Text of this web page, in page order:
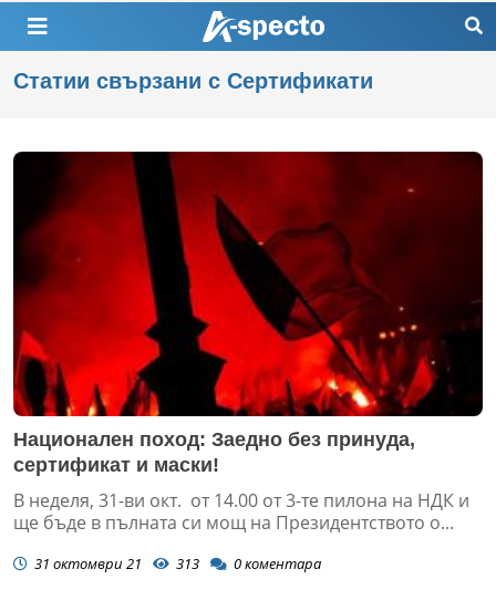
Статии свързани с Сертификати
Национален поход: Заедно без принуда,
сертификат и маски!
В неделя, 31-ви окт. от 14.00 от 3-те пилона на НДК и
ще бъде в пълната си мощ на Президентството о...
31 октомври 21 313 0коментара